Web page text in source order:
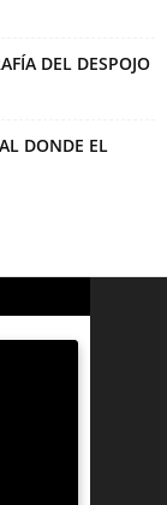
DEL DESPOJO
DONDE EL